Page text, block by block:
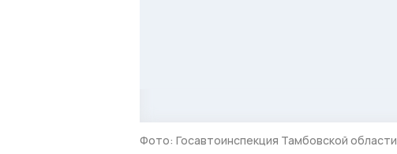
Фото: Госавтоинспекция Тамбовской области